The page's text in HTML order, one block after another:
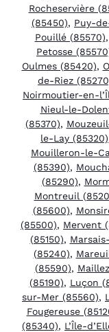
Rocheservière
(85450), Puy-
Pouillé (85570),
Petosse
Oulmes (85420),
de-Riez
Noirmoutier-en-
Nieul-le-
(85370),
le-Lay (85320)
Mouilleron-le-
(85390),
(85290),
Montreuil
(85600),
(85500), Mervent
(85150),
(85240),
(85590),
(85190), Luçon
sur-Mer (85560),
Fougereuse
(85340), L’Île-